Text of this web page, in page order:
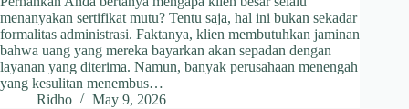
menanyakan sertifikat mutu? Tentu saja, hal ini bukan sekadar
formalitas administrasi. Faktanya, klien membutuhkan jaminan
bahwa uang yang mereka bayarkan akan sepadan dengan
layanan yang diterima. Namun, banyak perusahaan menengah
yang kesulitan menembus…
Ridho
May 9, 2026